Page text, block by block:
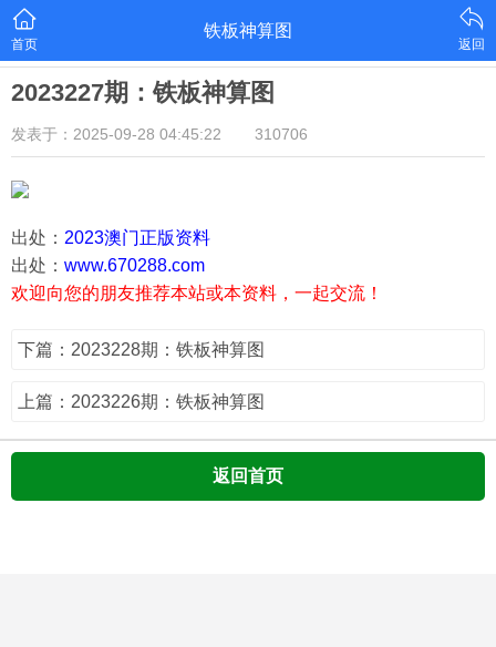
首页
铁板神算图
返回
2023227期：铁板神算图
发表于：2025-09-28 04:45:22 310706
出处： 2023澳门正版资料
出处： www.670288.com
欢迎向您的朋友推荐本站或本资料，一起交流！
下篇：2023228期：铁板神算图
上篇：2023226期：铁板神算图
返回首页